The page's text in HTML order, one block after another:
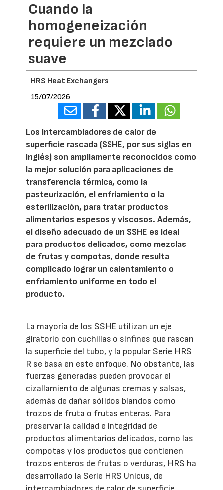
Cuando la
homogeneización
requiere un mezclado
suave
HRS Heat Exchangers
15/07/2026
Los intercambiadores de calor de
superficie rascada (SSHE, por sus siglas en
inglés) son ampliamente reconocidos como
la mejor solución para aplicaciones de
transferencia térmica, como la
pasteurización, el enfriamiento o la
esterilización, para tratar productos
alimentarios espesos y viscosos. Además,
el diseño adecuado de un SSHE es ideal
para productos delicados, como mezclas
de frutas y compotas, donde resulta
complicado lograr un calentamiento o
enfriamiento uniforme en todo el
producto.
La mayoría de los SSHE utilizan un eje
giratorio con cuchillas o sinfines que rascan
la superficie del tubo, y la popular Serie HRS
R se basa en este enfoque. No obstante, las
fuerzas generadas pueden provocar el
cizallamiento de algunas cremas y salsas,
además de dañar sólidos blandos como
trozos de fruta o frutas enteras. Para
preservar la calidad e integridad de
productos alimentarios delicados, como las
compotas y los productos que contienen
trozos enteros de frutas o verduras, HRS ha
desarrollado la Serie HRS Unicus, de